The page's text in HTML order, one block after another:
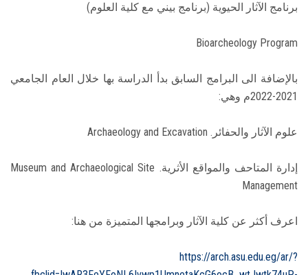
برنامج الآثار الحيوية (برنامج بيني مع كلية العلوم)
Bioarcheology Program
بالإضافة الى البرامج السابق بدأ الدراسة بها خلال العام الجامعي
2021-2022م وهي:
علوم الآثار والحفائر. Archaeology and Excavation
إدارة المتاحف والمواقع الأثرية. Museum and Archaeological Site
Management
اعرف أكثر عن كلية الآثار وبرامجها المتميزة من هنا:
https://arch.asu.edu.eg/ar/?